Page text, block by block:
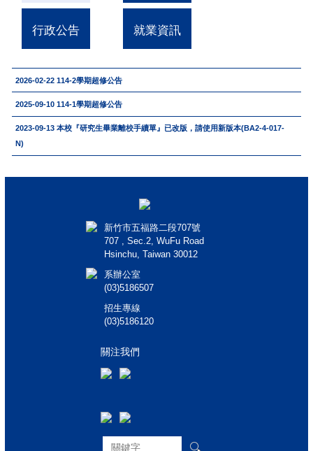
行政公告 就業資訊
2026-02-22 114-2學期超修公告
2025-09-10 114-1學期超修公告
2023-09-13 本校『研究生畢業離校手續單』已改版，請使用新版本(BA2-4-017-
N)
新竹市五福路二段707號
707 , Sec.2, WuFu Road
Hsinchu, Taiwan 30012
系辦公室
(03)5186507
招生專線
(03)5186120
關注我們